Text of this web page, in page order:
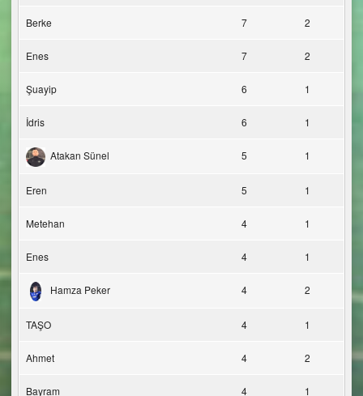
Berke 7 2
Enes 7 2
Şuayip 6 1
İdris 6 1
Atakan Sünel 5 1
Eren 5 1
Metehan 4 1
Enes 4 1
Hamza Peker 4 2
TAŞO 4 1
Ahmet 4 2
Bayram 4 1